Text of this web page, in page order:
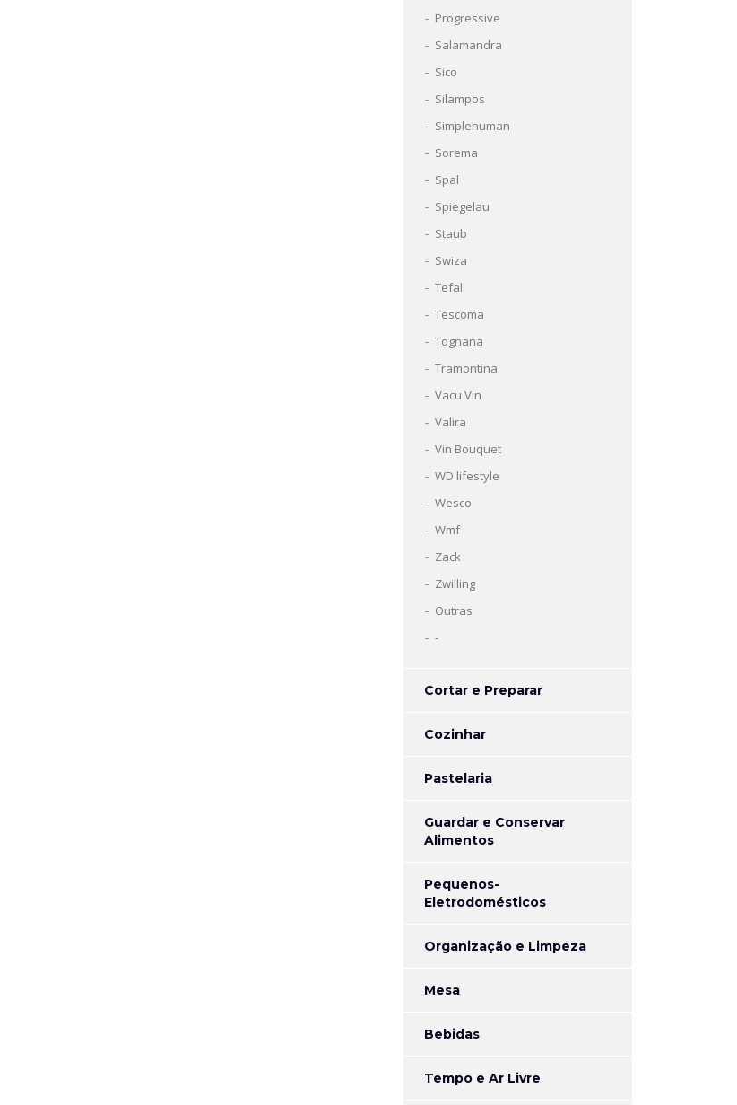
Progressive
Salamandra
Sico
Silampos
Simplehuman
Sorema
Spal
Spiegelau
Staub
Swiza
Tefal
Tescoma
Tognana
Tramontina
Vacu Vin
Valira
Vin Bouquet
WD lifestyle
Wesco
Wmf
Zack
Zwilling
Outras
-
Cortar e Preparar
Cozinhar
Pastelaria
Guardar e Conservar
Alimentos
Pequenos-
Eletrodomésticos
Organização e Limpeza
Mesa
Bebidas
Tempo e Ar Livre